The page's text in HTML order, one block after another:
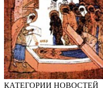
КАТЕГОРИИ НОВОСТЕЙ